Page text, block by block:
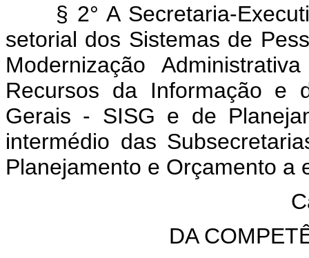
§ 2° A Secretaria-
setorial dos Sistemas de
Modernização
Recursos da Informação e
Gerais - SISG e de
intermédio das
Planejamento e Orçamento a
DA